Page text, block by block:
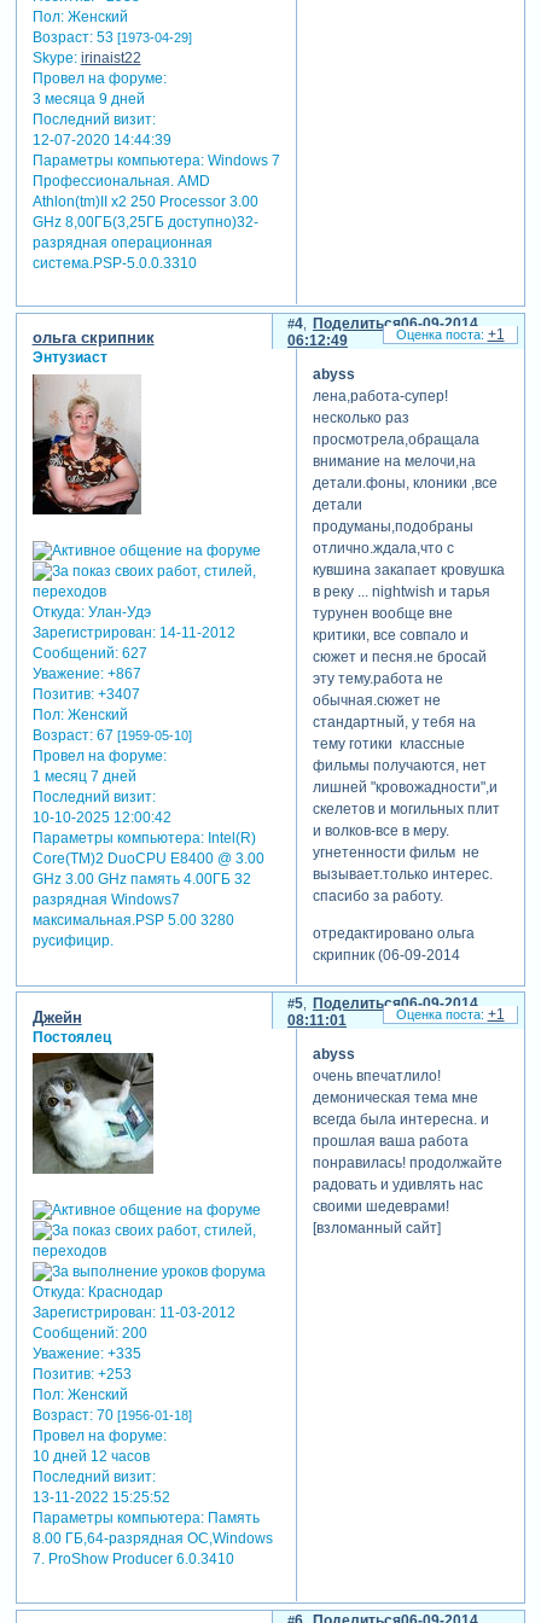
старантинить рол на песню
«октябрь и апрель» от
вдруг решила изменить
рассказчика я – в первой
части повествование
велось от имени демона, а
во второй – от имени
главной героини,
блондинки, появившейся в
последнем кадре «нет
страха» и продолжившей
свое фатальное
путешествие в проекте
«nemo». разнообразие
должно присутствовать, а
как же))
вариантов музыкальных
дорожек было всего два –
или «жертва ритуала» или
«немо» (и в том, и в другом
случае солирует моя
любимая финка тарья
турунен). первая песня
отпала по причине ее
длительности (вот,
обленилась я творить под 6
и также из-за очень уж
долгого маршевого
проигрыша в начале песни
(без слов) – сложновато
было бы выстраивать
композиции и подбивать
темп показа фоток под
такой вот марш (чтоб
ставить битвы как бородино
(с айклониками) мне
мастерства, понятно, не
хватает, а что еще
придумать с маршем
связанное, понятия я не
решила не резать
Пол:Женский
Возраст:53 [1973-04-29]
Skype: irinaist22
Провел на форуме:
3 месяца 9 дней
Последний визит:
12-07-2020 14:44:39
Параметры компьютера:Windows 7
Профессиональная. AMD
Athlon(tm)II x2 250 Processor 3.00
GHz 8,00ГБ(3,25ГБ доступно)32-
разрядная операционная
система.PSP-5.0.0.3310
Поделиться
4
06-09-2014
06:12:49
ольга скрипник
Энтузиаст
Откуда:Улан-Удэ
Зарегистрирован: 14-11-2012
Сообщений:627
Уважение: +867
Позитив: +3407
Пол:Женский
Возраст:67 [1959-05-10]
Провел на форуме:
1 месяц 7 дней
Последний визит:
10-10-2025 12:00:42
Параметры компьютера:Intel(R)
Core(TM)2 DuoCPU E8400 @ 3.00
GHz 3.00 GHz память 4.00ГБ 32
разрядная Windows7
максимальная.PSP 5.00 3280
русифицир.
abyss
лена,работа-супер!
несколько раз
просмотрела,обращала
внимание на мелочи,на
детали.фоны, клоники ,все
детали
продуманы,подобраны
отлично.ждала,что с
кувшина закапает кровушка
в реку ... nightwish и тарья
турунен вообще вне
критики, все совпало и
сюжет и песня.не бросай
эту тему.работа не
обычная.сюжет не
стандартный, у тебя на
тему готики классные
фильмы получаются, нет
лишней "кровожадности",и
скелетов и могильных плит
и волков-все в меру.
угнетенности фильм не
вызывает.только интерес.
спасибо за работу.
отредактировано ольга
скрипник (06-09-2014
+1
Поделиться
5
06-09-2014
08:11:01
Джейн
Постоялец
Откуда:Краснодар
Зарегистрирован: 11-03-2012
Сообщений:200
Уважение: +335
Позитив: +253
Пол:Женский
Возраст:70 [1956-01-18]
Провел на форуме:
10 дней 12 часов
Последний визит:
13-11-2022 15:25:52
Параметры компьютера:Память
8.00 ГБ,64-разрядная ОС,Windows
7. ProShow Producer 6.0.3410
abyss
очень впечатлило!
демоническая тема мне
всегда была интересна. и
прошлая ваша работа
понравилась! продолжайте
радовать и удивлять нас
своими шедеврами!
[взломанный сайт]
+1